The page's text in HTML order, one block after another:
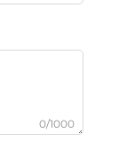
0/1000